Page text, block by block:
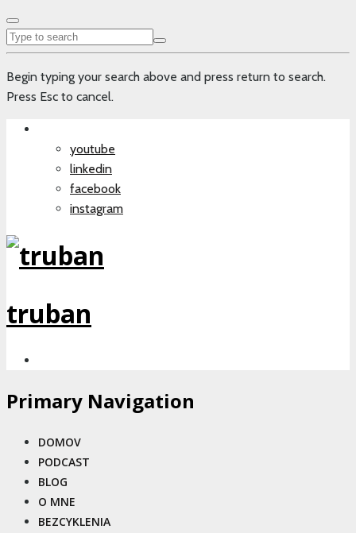
Begin typing your search above and press return to search.
Press Esc to cancel.
youtube
linkedin
facebook
instagram
truban
Primary Navigation
DOMOV
PODCAST
BLOG
O MNE
BEZCYKLENIA